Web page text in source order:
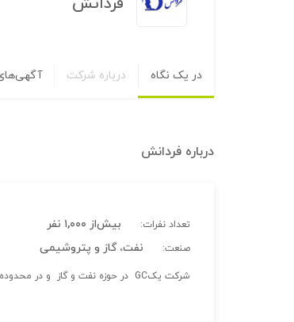
در یک نگاه درباره شرکت
درباره فردانش
تعداد نفرات: بیش‌از ۱,۰۰۰ نفر
صنعت: نفت، گاز و پتروشیمی
شرکت یکGC در حوزه نفت و گاز و در محدوده شرکت در #شهرک_غرب می باشد